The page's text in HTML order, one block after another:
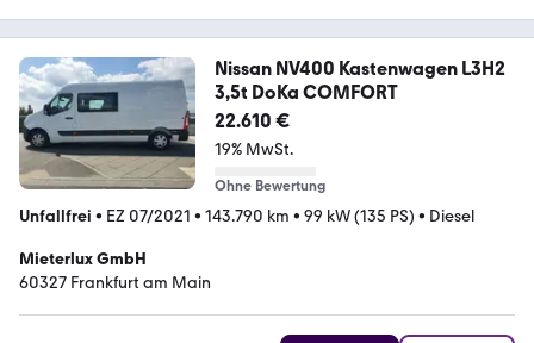
Nissan NV400 Kastenwagen L3H2
3,5t DoKa COMFORT
22.610 €
19% MwSt.
Ohne Bewertung
Unfallfrei • EZ 07/2021 • 143.790 km • 99 kW (135 PS) • Diesel
Mieterlux GmbH
60327 Frankfurt am Main